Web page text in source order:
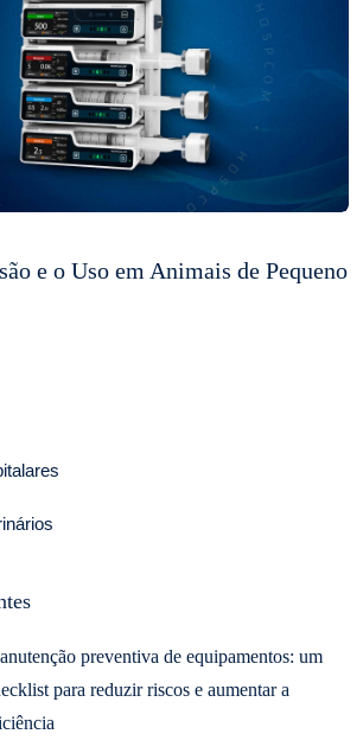
e o Uso em Animais de Pequeno
preventiva de equipamentos: um
para reduzir riscos e aumentar a